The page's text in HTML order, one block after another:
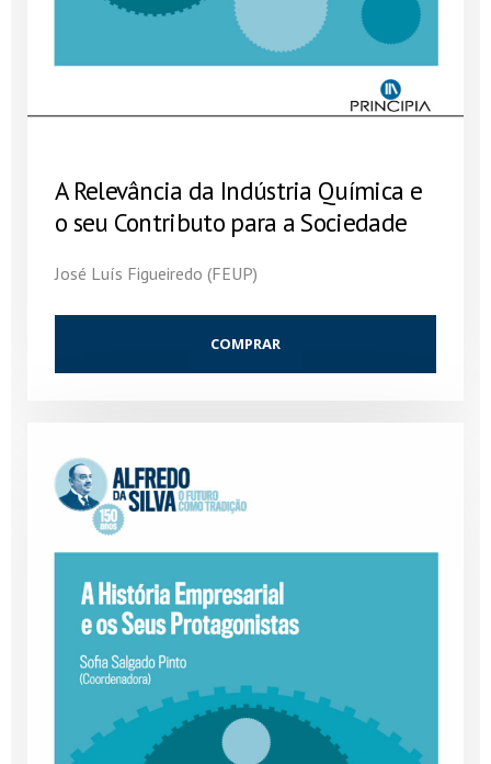
A Relevância da Indústria Química e
o seu Contributo para a Sociedade
José Luís Figueiredo (FEUP)
COMPRAR